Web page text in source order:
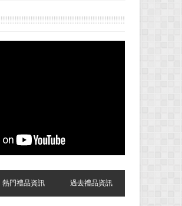
熱門禮品資訊 過去禮品資訊